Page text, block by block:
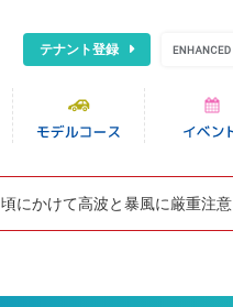
テナント登録
にかけて高波と暴風に厳重注意